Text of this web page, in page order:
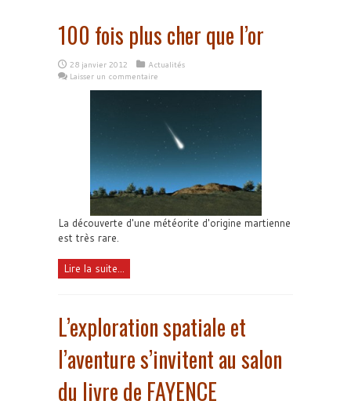
100 fois plus cher que l’or
28 janvier 2012
Actualités
Laisser un commentaire
La découverte d'une météorite d'origine martienne
est très rare.
Lire la suite...
L’exploration spatiale et
l’aventure s’invitent au salon
du livre de FAYENCE